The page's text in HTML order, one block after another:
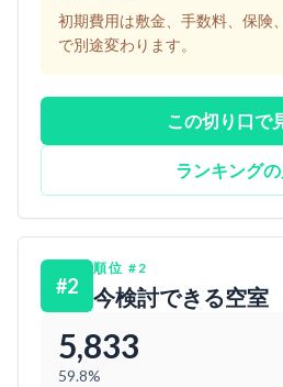
初期費用は敷金、手数料、保険
で別途変わります。
この切り口で
ランキング
#2
順位 #2
今検討できる空室
5,833
59.8%